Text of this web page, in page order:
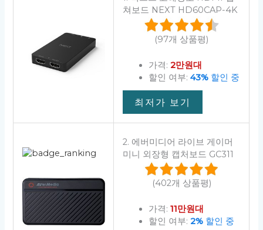
쳐보드 NEXT HD60CAP-4K
(97개 상품평)
가격: 2만원대
할인 여부: 43%할인 중
최저가 보기
2. 에버미디어 라이브 게이머
미니 외장형 캡처보드 GC311
(402개 상품평)
가격: 11만원대
할인 여부: 2%할인 중